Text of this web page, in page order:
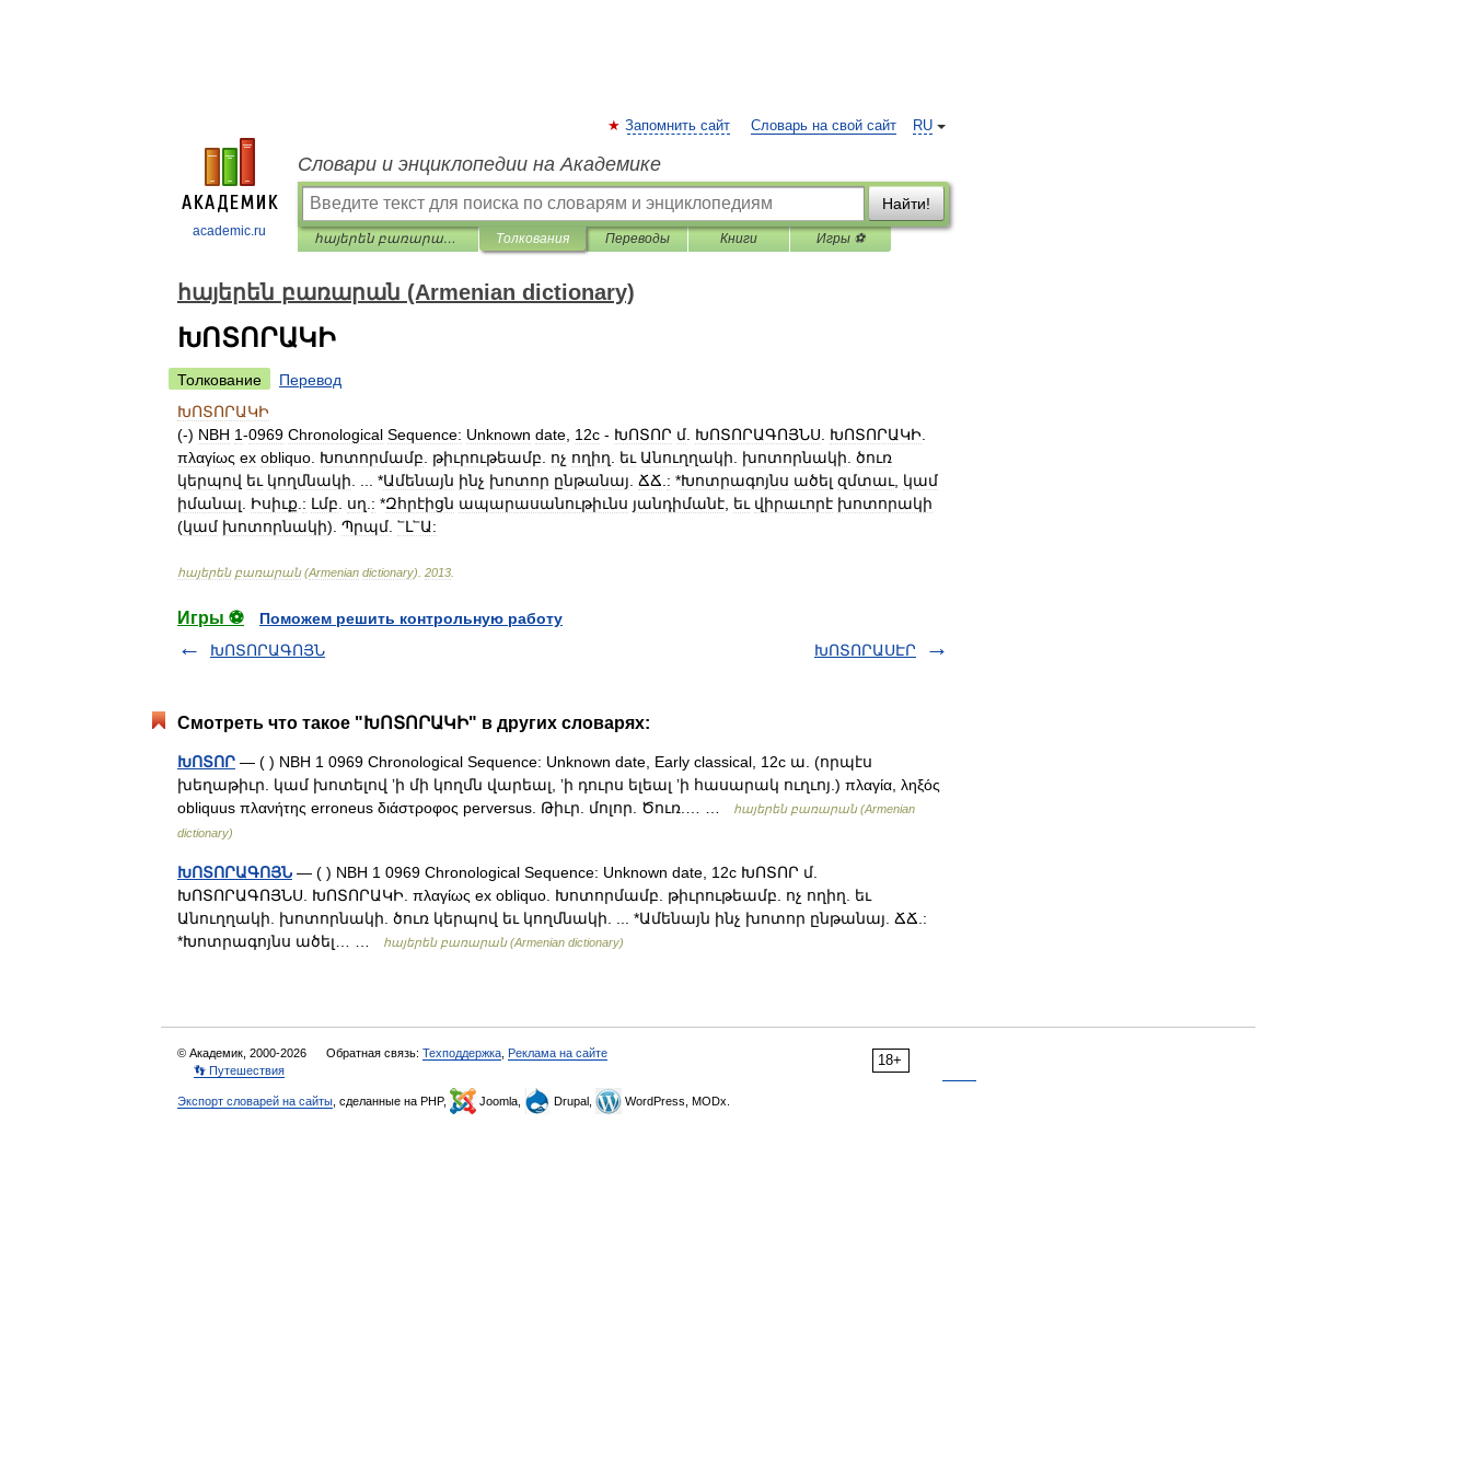
academic.ru
RU
Запомнить сайт Словарь на свой сайт
Словари и энциклопедии на Академике
Найти!
հայերեն բառարան (Armenian dictionary) Толкования Переводы Книги Игры ⚽
հայերեն բառարան (Armenian dictionary)
ԽՈՏՈՐԱԿԻ
Толкование
Перевод
ԽՈՏՈՐԱԿԻ
(-) NBH 1-0969 Chronological Sequence: Unknown date 12c - ԽՈՏՈՐ մ ԽՈՏՈՐԱԳՈՅՆՍ ԽՈՏՈՐԱԿԻ
πλαγίως ex obliquo Խոտորմամբ թիւրութեամբ ոչ ողիղ եւ Անուղղակի խոտորնակի ծուռ
կերպով եւ կողմնակի . ... *Ամենայն ինչ խոտոր ընթանայ ՃՃ : *Խոտրագոյնս ածել զմտաւ կամ
իմանալ
Իսիւք : Լմբ սղ : *Զհրէիցն ապարասանութիւնս յանդիմանէ եւ վիրաւորէ խոտորակի
(կամ խոտորնակի). Պրպմ ՟Լ՟Ա:
հայերեն բառարան(Armenian dictionary) 2013
Игры ⚽
Поможем решить контрольную работу
ԽՈՏՈՐԱԳՈՅՆ
ԽՈՏՈՐԱՍԷՐ
Смотреть что такое "ԽՈՏՈՐԱԿԻ" в других словарях:
ԽՈՏՈՐ — ( ) NBH 1 0969 Chronological Sequence: Unknown date, Early classical, 12c ա. (որպէս
խեղաթիւր. կամ խոտելով ʼի մի կողմն վարեալ, ʼի դուրս ելեալ ʼի հասարակ ուղւոյ.) πλαγία, ληξός
obliquus πλανήτης erroneus διάστροφος perversus. Թիւր. մոլոր. Ծուռ.… …
հայերեն բառարան (Armenian
dictionary)
ԽՈՏՈՐԱԳՈՅՆ — ( ) NBH 1 0969 Chronological Sequence: Unknown date, 12c ԽՈՏՈՐ մ.
ԽՈՏՈՐԱԳՈՅՆՍ. ԽՈՏՈՐԱԿԻ. πλαγίως ex obliquo. Խոտորմամբ. թիւրութեամբ. ոչ ողիղ. եւ
Անուղղակի. խոտորնակի. ծուռ կերպով եւ կողմնակի. ... *Ամենայն ինչ խոտոր ընթանայ. ՃՃ.:
*Խոտրագոյնս ածել… …
հայերեն բառարան (Armenian dictionary)
18+
© Академик, 2000-2026 Обратная связь: Техподдержка Реклама на сайте
👣 Путешествия
Экспорт словарей на сайты , сделанные на PHP, Joomla, Drupal, WordPress, MODx.